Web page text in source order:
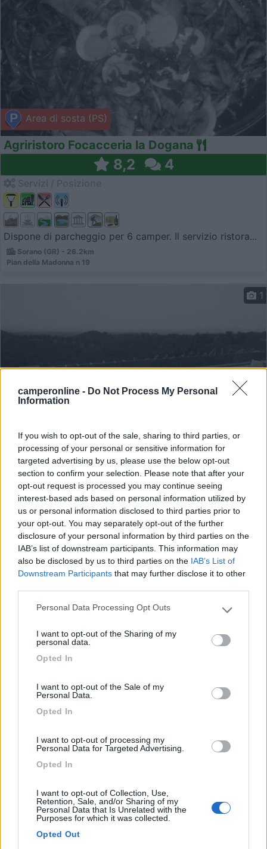
camperonline - Do Not Process My Personal
Information
If you wish to opt-out of the sale, sharing to third parties, or
processing of your personal or sensitive information for
targeted advertising by us, please use the below opt-out
section to confirm your selection. Please note that after your
opt-out request is processed you may continue seeing
interest-based ads based on personal information utilized by
us or personal information disclosed to third parties prior to
your opt-out. You may separately opt-out of the further
disclosure of your personal information by third parties on the
IAB’s list of downstream participants. This information may
also be disclosed by us to third parties on the IAB’s List of
Downstream Participants that may further disclose it to other
Please note that this website/app uses one or more Google
not limited to your visit or usage behaviour. You may click to
grant or deny consent to Google and its third-party tags to
use your data for below specified purposes in below Google
Personal Data Processing Opt Outs
I want to opt-out of the Sharing of my
personal data.
Opted In
I want to opt-out of the Sale of my
Personal Data.
Opted In
I want to opt-out of processing my
Personal Data for Targeted Advertising.
Opted In
I want to opt-out of Collection, Use,
Retention, Sale, and/or Sharing of my
Personal Data that Is Unrelated with the
Purposes for which it was collected.
Opted Out
Area di sosta (PS)
Agriristoro Focacceria la Dogana
8,2 4
Dispone di parcheggio per 6 camper. Il servizio ristora...
Sorano (GR) - 26.2km
Pian della Madonna n 19
Area di sosta (AA)
1
Agricampeggio Gli Olmi
7 5
Servizi / Posizione
La struttura offre 6 posti per camper o caravan su
brecci...
Podere il Casale
8,4 7
Servizi / Posizione